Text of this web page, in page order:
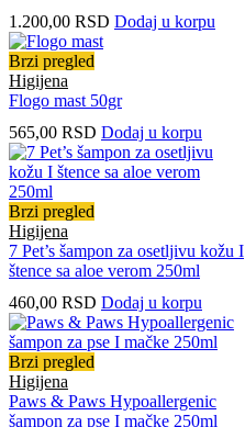
1.200,00 RSD Dodaj u korpu
Brzi pregled
Higijena
Flogo mast 50gr
565,00 RSD Dodaj u korpu
Brzi pregled
Higijena
7 Pet’s šampon za osetljivu kožu I
štence sa aloe verom 250ml
460,00 RSD Dodaj u korpu
Brzi pregled
Higijena
Paws & Paws Hypoallergenic
šampon za pse I mačke 250ml